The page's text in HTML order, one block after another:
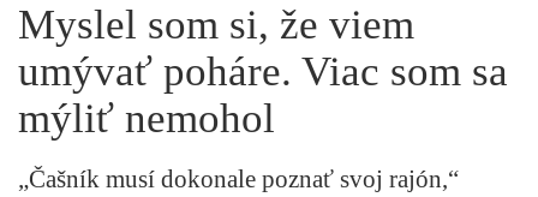
Myslel som si, že viem
umývať poháre. Viac som sa
mýliť nemohol
„Čašník musí dokonale poznať svoj rajón,“